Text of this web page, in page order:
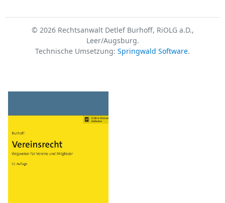
© 2026 Rechtsanwalt Detlef Burhoff, RiOLG a.D.,
Leer/Augsburg.
Technische Umsetzung: Springwald Software.